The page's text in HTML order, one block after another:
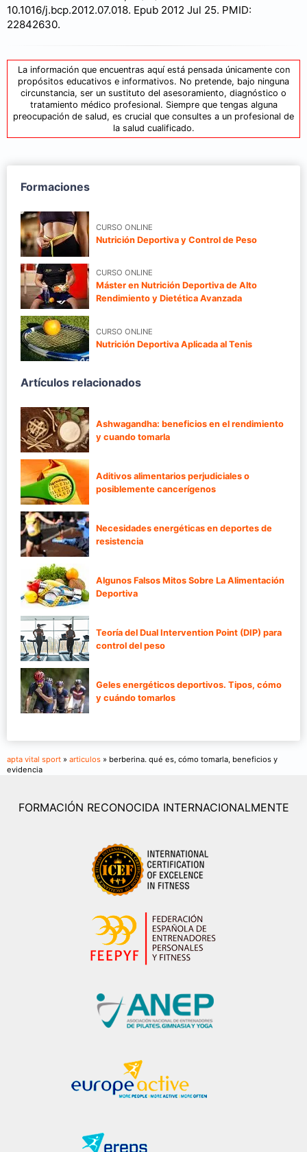
10.1016/j.bcp.2012.07.018. Epub 2012 Jul 25. PMID:
22842630.
La información que encuentras aquí está pensada únicamente con
propósitos educativos e informativos. No pretende, bajo ninguna
circunstancia, ser un sustituto del asesoramiento, diagnóstico o
tratamiento médico profesional. Siempre que tengas alguna
preocupación de salud, es crucial que consultes a un profesional de
la salud cualificado.
Formaciones
CURSO ONLINE
Nutrición Deportiva y Control de Peso
CURSO ONLINE
Máster en Nutrición Deportiva de Alto
Rendimiento y Dietética Avanzada
CURSO ONLINE
Nutrición Deportiva Aplicada al Tenis
Artículos relacionados
Ashwagandha: beneficios en el rendimiento
y cuando tomarla
Aditivos alimentarios perjudiciales o
posiblemente cancerígenos
Necesidades energéticas en deportes de
resistencia
Algunos Falsos Mitos Sobre La Alimentación
Deportiva
Teoría del Dual Intervention Point (DIP) para
control del peso
Geles energéticos deportivos. Tipos, cómo
y cuándo tomarlos
apta vital sport » articulos » berberina. qué es, cómo tomarla, beneficios y
evidencia
FORMACIÓN RECONOCIDA INTERNACIONALMENTE